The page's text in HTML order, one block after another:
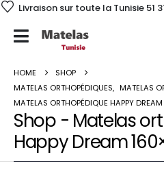
Livraison sur toute la Tunisie 51
HOME
SHOP
MATELAS ORTHOPÉDIQUES, MATELAS
MATELAS ORTHOPÉDIQUE HAPPY
Shop - Matelas
Happy Dream